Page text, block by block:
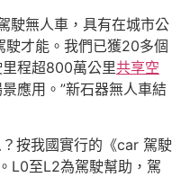
駛無人車，具有在城市公
才能。我們已獲20多個
程超800萬公里共享空
應用。”新石器無人車結
？按我國實行的《car 駕駛
L0至L2為駕駛幫助，駕